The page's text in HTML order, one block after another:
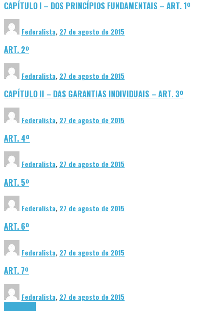
CAPÍTULO I – DOS PRINCÍPIOS FUNDAMENTAIS – ART. 1º
Federalista, 27 de agosto de 2015
ART. 2º
Federalista, 27 de agosto de 2015
CAPÍTULO II – DAS GARANTIAS INDIVIDUAIS – ART. 3º
Federalista, 27 de agosto de 2015
ART. 4º
Federalista, 27 de agosto de 2015
ART. 5º
Federalista, 27 de agosto de 2015
ART. 6º
Federalista, 27 de agosto de 2015
ART. 7º
Federalista, 27 de agosto de 2015